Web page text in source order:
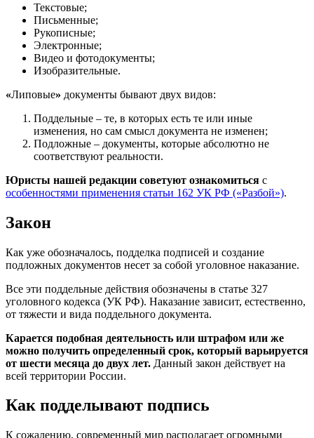
Текстовые;
Письменные;
Рукописные;
Электронные;
Видео и фотодокументы;
Изобразительные.
«Липовые» документы бывают двух видов:
Поддельные – те, в которых есть те или иные
изменения, но сам смысл документа не изменен;
Подложные – документы, которые абсолютно не
соответствуют реальности.
Юристы нашей редакции советуют ознакомиться с
особенностями применения статьи 162 УК РФ («Разбой»).
Закон
Как уже обозначалось, подделка подписей и создание
подложных документов несет за собой уголовное наказание.
Все эти поддельные действия обозначены в статье 327
уголовного кодекса (УК РФ). Наказание зависит, естественно,
от тяжести и вида поддельного документа.
Карается подобная деятельность или штрафом или же
можно получить определенный срок, который варьируется
от шести месяца до двух лет. Данный закон действует на
всей территории России.
Как подделывают подпись
К сожалению, современный мир располагает огромными